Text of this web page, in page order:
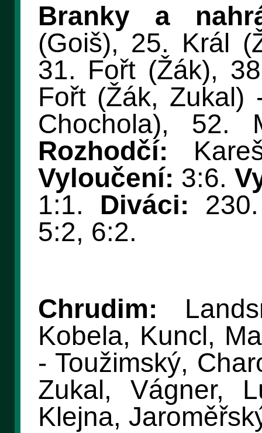
Branky a
(Goiš), 25. Král
31. Fořt (Žák),
Fořt (Žák, Zukal)
Chochola), 52.
Rozhodčí:
Vyloučení: 3:6.
1:1. Diváci:
5:2, 6:2.
Chrudim:
Kobela, Kuncl,
- Toužimský,
Zukal, Vágner,
Klejna,